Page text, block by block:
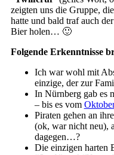
zeigten uns die Gruppe,
hatte und bald traf auch der
Bier holen… 🙂
Folgende Erkenntnisse
Ich war wohl mit
einzige, der zur
In Nürnberg gab es
– bis es vom
Piraten gehen an
(ok, war nicht neu),
dagegen…?
Die einzigen harten